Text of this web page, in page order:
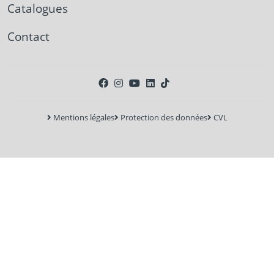
Catalogues
Contact
Mentions légales Protection des données CVL